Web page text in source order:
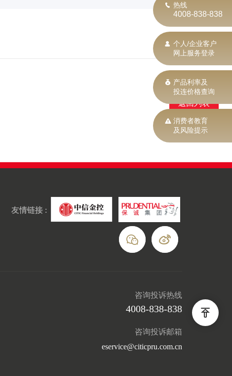
返回列表
友情链接 :
咨询投诉热线
4008-838-838
咨询投诉邮箱
eservice@citicpru.com.cn
热线
4008-838-838
个人/企业客户
网上服务登录
产品利率及
投连价格查询
消费者教育
及风险提示